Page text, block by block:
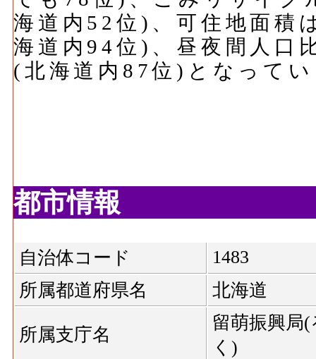
海道内52位)、可住地面
海道内94位)、昼夜間人
(北海道内87位)となって
都市情報
自治体コード
1483
所属都道府県名
北海道
所属支庁名
留萌振興局
く)